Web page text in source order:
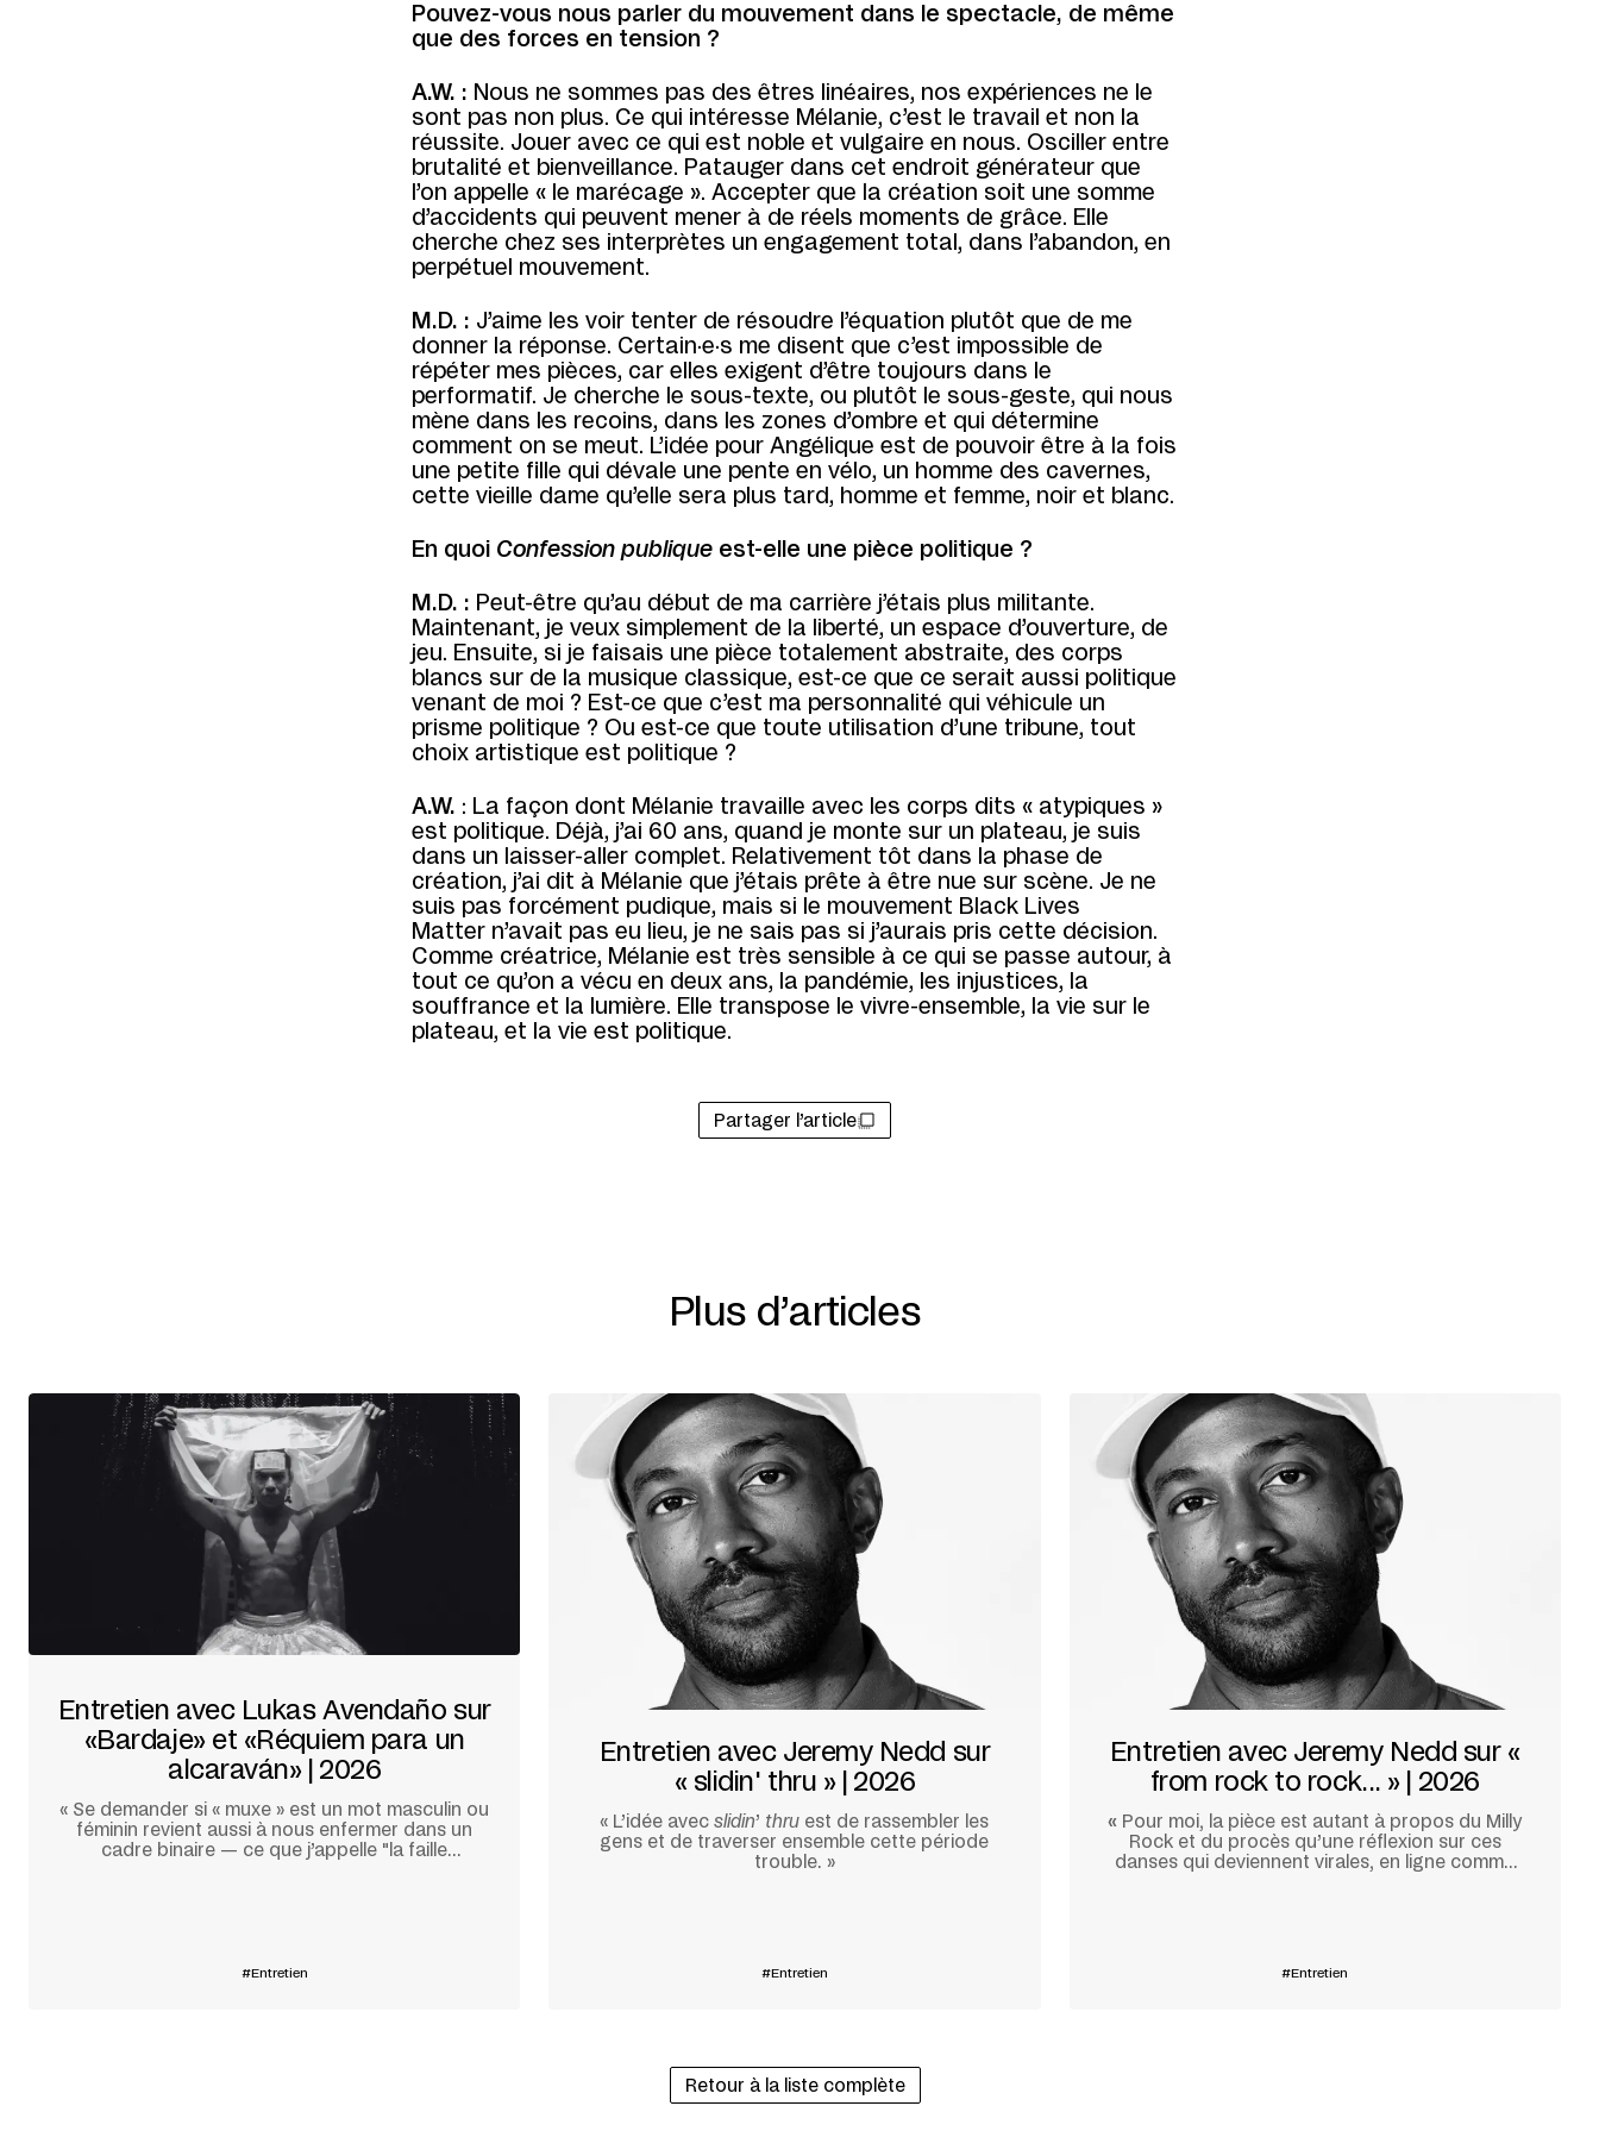
Pouvez-vous nous parler du mouvement dans le spectacle, de même
que des forces en tension ?
A.W. : Nous ne sommes pas des êtres linéaires, nos expériences ne le
sont pas non plus. Ce qui intéresse Mélanie, c’est le travail et non la
réussite. Jouer avec ce qui est noble et vulgaire en nous. Osciller entre
brutalité et bienveillance. Patauger dans cet endroit générateur que
l’on appelle « le marécage ». Accepter que la création soit une somme
d’accidents qui peuvent mener à de réels moments de grâce. Elle
cherche chez ses interprètes un engagement total, dans l’abandon, en
perpétuel mouvement.
M.D. : J’aime les voir tenter de résoudre l’équation plutôt que de me
donner la réponse. Certain·e·s me disent que c’est impossible de
répéter mes pièces, car elles exigent d’être toujours dans le
performatif. Je cherche le sous-texte, ou plutôt le sous-geste, qui nous
mène dans les recoins, dans les zones d’ombre et qui détermine
comment on se meut. L’idée pour Angélique est de pouvoir être à la fois
une petite fille qui dévale une pente en vélo, un homme des cavernes,
cette vieille dame qu’elle sera plus tard, homme et femme, noir et blanc.
En quoi Confession publique est-elle une pièce politique ?
M.D. : Peut-être qu’au début de ma carrière j’étais plus militante.
Maintenant, je veux simplement de la liberté, un espace d’ouverture, de
jeu. Ensuite, si je faisais une pièce totalement abstraite, des corps
blancs sur de la musique classique, est-ce que ce serait aussi politique
venant de moi ? Est-ce que c’est ma personnalité qui véhicule un
prisme politique ? Ou est-ce que toute utilisation d’une tribune, tout
choix artistique est politique ?
A.W. : La façon dont Mélanie travaille avec les corps dits « atypiques »
est politique. Déjà, j’ai 60 ans, quand je monte sur un plateau, je suis
dans un laisser-aller complet. Relativement tôt dans la phase de
création, j’ai dit à Mélanie que j’étais prête à être nue sur scène. Je ne
suis pas forcément pudique, mais si le mouvement Black Lives
Matter n’avait pas eu lieu, je ne sais pas si j’aurais pris cette décision.
Comme créatrice, Mélanie est très sensible à ce qui se passe autour, à
tout ce qu’on a vécu en deux ans, la pandémie, les injustices, la
souffrance et la lumière. Elle transpose le vivre-ensemble, la vie sur le
plateau, et la vie est politique.
Partager l’article
Plus d’articles
Entretien avec Lukas Avendaño sur
«Bardaje» et «Réquiem para un
alcaraván» | 2026
« Se demander si « muxe » est un mot masculin ou
féminin revient aussi à nous enfermer dans un
cadre binaire — ce que j’appelle "la faille
Entretien
Entretien avec Jeremy Nedd sur
« slidin' thru » | 2026
« L’idée avecslidin’ thru est de rassembler les
gens et de traverser ensemble cette période
trouble. »
Entretien
Entretien avec Jeremy Nedd sur «
from rock to rock... » | 2026
« Pour moi, la pièce est autant à propos du Milly
Rock et du procès qu’une réflexion sur ces
danses qui deviennent virales, en ligne comme
Entretien
Retour à la liste complète